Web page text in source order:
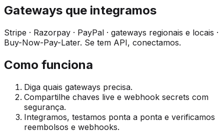
Gateways que integramos
Stripe · Razorpay · PayPal · gateways regionais e locais ·
Buy-Now-Pay-Later. Se tem API, conectamos.
Como funciona
Diga quais gateways precisa.
Compartilhe chaves live e webhook secrets com
segurança.
Integramos, testamos ponta a ponta e verificamos
reembolsos e webhooks.